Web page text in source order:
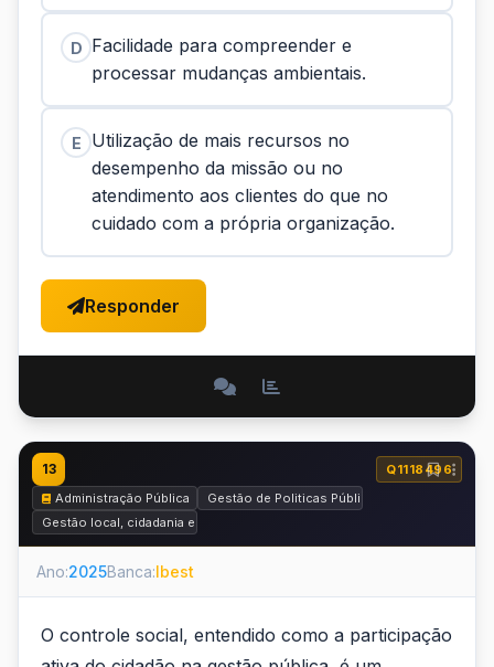
D Facilidade para compreender e
processar mudanças ambientais.
E
Utilização de mais recursos no
desempenho da missão ou no
atendimento aos clientes do que no
cuidado com a própria organização.
Responder
13
Q1118496
Administração Pública
Gestão de Politicas Públicas
Gestão local, cidadania e equidade social.
Ano:2025Banca:Ibest
O controle social, entendido como a participação